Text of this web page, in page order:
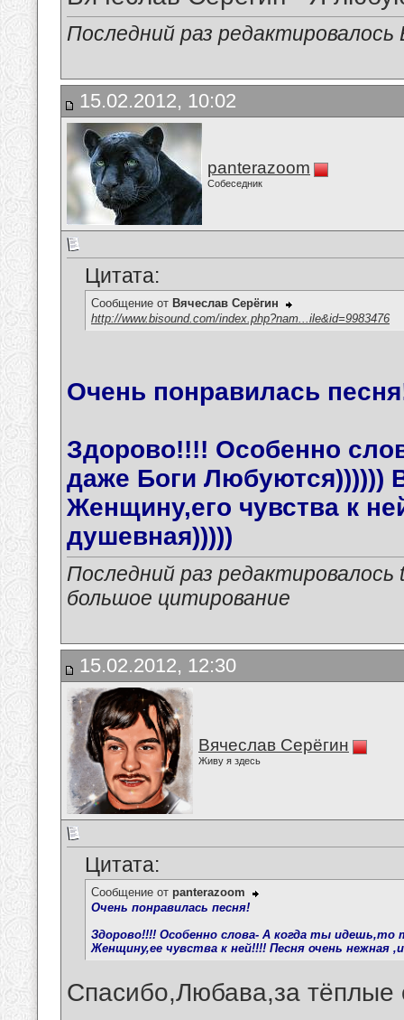
Последний раз
15.02.2012, 10:02
panterazoom
Собеседник
Цитата:
Сообщение от Вячеслав Серёгин
http://www.bisound.com/index.php?nam...ile&id=9983476
Очень понравилась
Здорово!!!! Особенно
даже Боги Любуются))))))
Женщину,его чувства к
душевная)))))
Последний раз
большое цитирование
15.02.2012, 12:30
Вячеслав Серёгин
Живу я здесь
Цитата:
Сообщение от panterazoom
Очень понравилась песня!
Здорово!!!! Особенно слова- А когда ты идешь,то
Женщину,ее чувства к ней!!!! Песня очень нежная
Спасибо,Любава,за тёплые